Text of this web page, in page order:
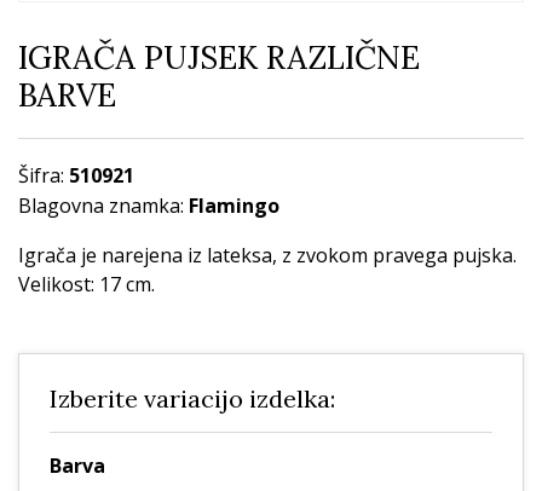
IGRAČA PUJSEK RAZLIČNE
BARVE
Šifra: 510921
Blagovna znamka: Flamingo
Igrača je narejena iz lateksa, z zvokom pravega pujska.
Velikost: 17 cm.
Izberite variacijo izdelka:
Barva